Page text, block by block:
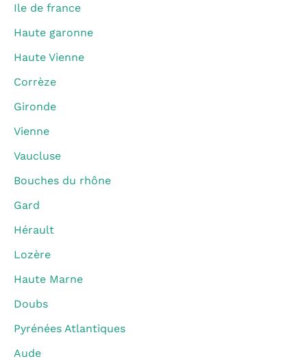
Ile de france
Haute garonne
Haute Vienne
Corrèze
Gironde
Vienne
Vaucluse
Bouches du rhône
Gard
Hérault
Lozère
Haute Marne
Doubs
Pyrénées Atlantiques
Aude